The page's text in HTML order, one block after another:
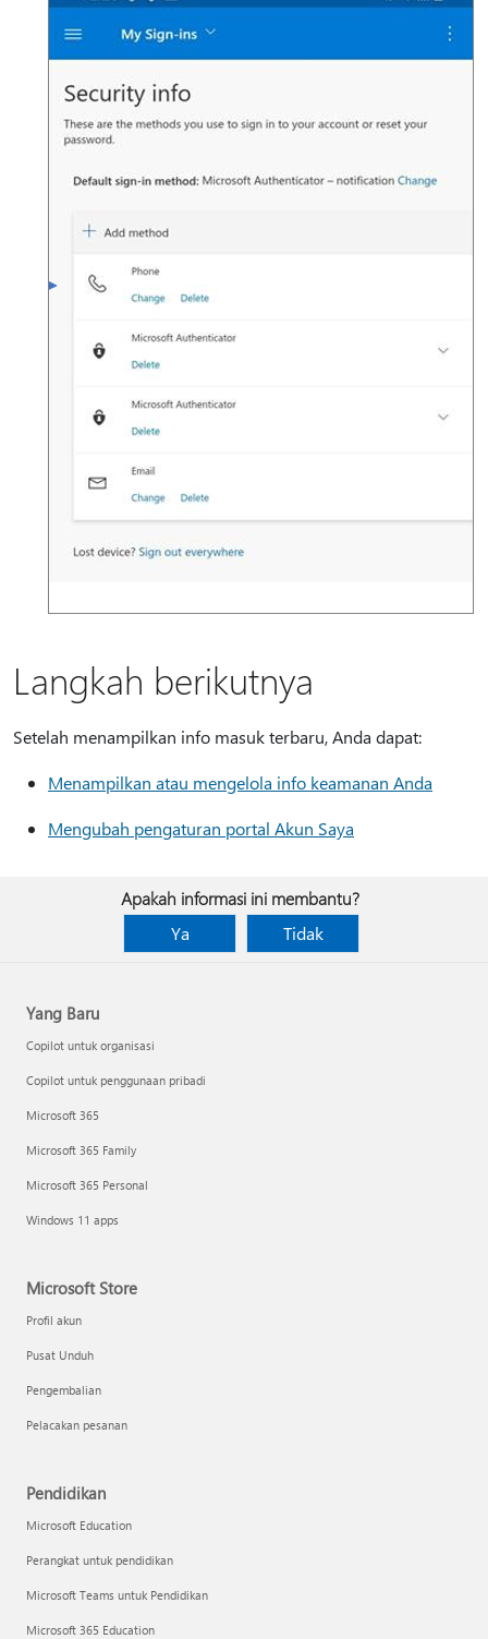
Langkah berikutnya
Setelah menampilkan info masuk terbaru, Anda dapat:
Menampilkan atau mengelola info keamanan Anda
Mengubah pengaturan portal Akun Saya
Apakah informasi ini membantu?
Ya
Tidak
Yang Baru
Copilot untuk organisasi
Copilot untuk penggunaan pribadi
Microsoft 365
Microsoft 365 Family
Microsoft 365 Personal
Windows 11 apps
Microsoft Store
Profil akun
Pusat Unduh
Pengembalian
Pelacakan pesanan
Pendidikan
Microsoft Education
Perangkat untuk pendidikan
Microsoft Teams untuk Pendidikan
Microsoft 365 Education